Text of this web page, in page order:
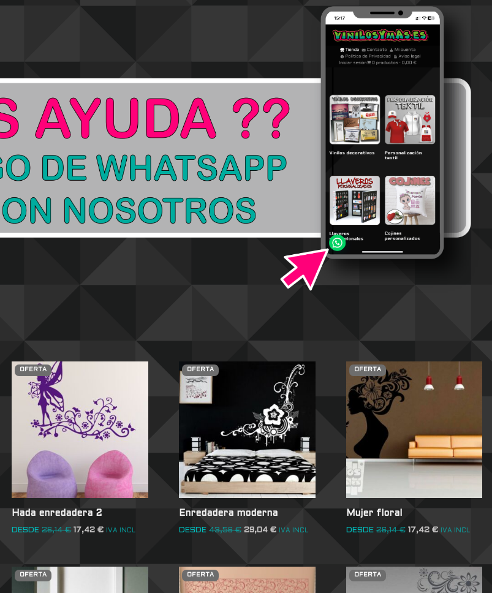
OFERTA
Hada enredadera 2
DESDE 26,14€ 17,42€ IVA INCL
OFERTA
Enredadera moderna
DESDE 43,56€ 29,04 € IVA INCL
OFERTA
Mujer floral
DESDE 26,14€ 17,42 € IVA INCL
OFERTA OFERTA OFERTA